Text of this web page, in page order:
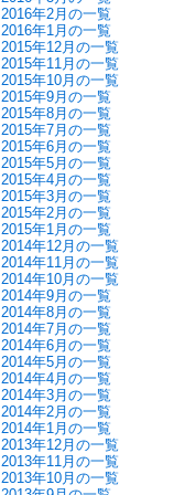
2016年2月の一覧
2016年1月の一覧
2015年12月の一覧
2015年11月の一覧
2015年10月の一覧
2015年9月の一覧
2015年8月の一覧
2015年7月の一覧
2015年6月の一覧
2015年5月の一覧
2015年4月の一覧
2015年3月の一覧
2015年2月の一覧
2015年1月の一覧
2014年12月の一覧
2014年11月の一覧
2014年10月の一覧
2014年9月の一覧
2014年8月の一覧
2014年7月の一覧
2014年6月の一覧
2014年5月の一覧
2014年4月の一覧
2014年3月の一覧
2014年2月の一覧
2014年1月の一覧
2013年12月の一覧
2013年11月の一覧
2013年10月の一覧